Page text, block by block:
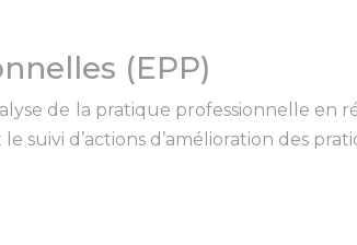
(EPP)
de la pratique professionnelle en
d’actions d’amélioration des